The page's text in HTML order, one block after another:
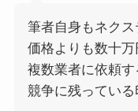
筆者自身もネク
価格よりも数十万
複数業者に依頼
競争に残っている